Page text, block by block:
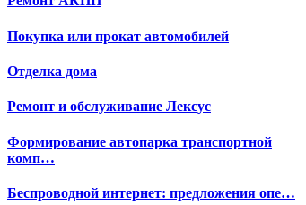
Покупка или прокат автомобилей
Отделка дома
Ремонт и обслуживание Лексус
Формирование автопарка транспортной
комп…
Беспроводной интернет: предложения опе…